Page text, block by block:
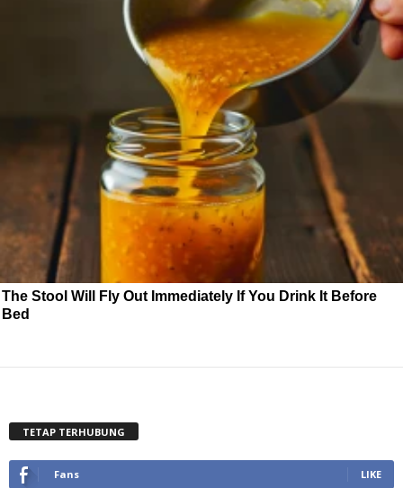
The Stool Will Fly Out Immediately If You Drink It Before
Bed
TETAP TERHUBUNG
Fans LIKE